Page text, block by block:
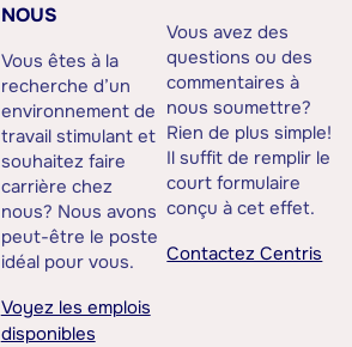
NOUS
Vous êtes à la
recherche d’un
environnement de
travail stimulant et
souhaitez faire
carrière chez
nous? Nous avons
peut-être le poste
idéal pour vous.
Voyez les emplois
disponibles
Vous avez des
questions ou des
commentaires à
nous soumettre?
Rien de plus simple!
Il suffit de remplir le
court formulaire
conçu à cet effet.
Contactez Centris